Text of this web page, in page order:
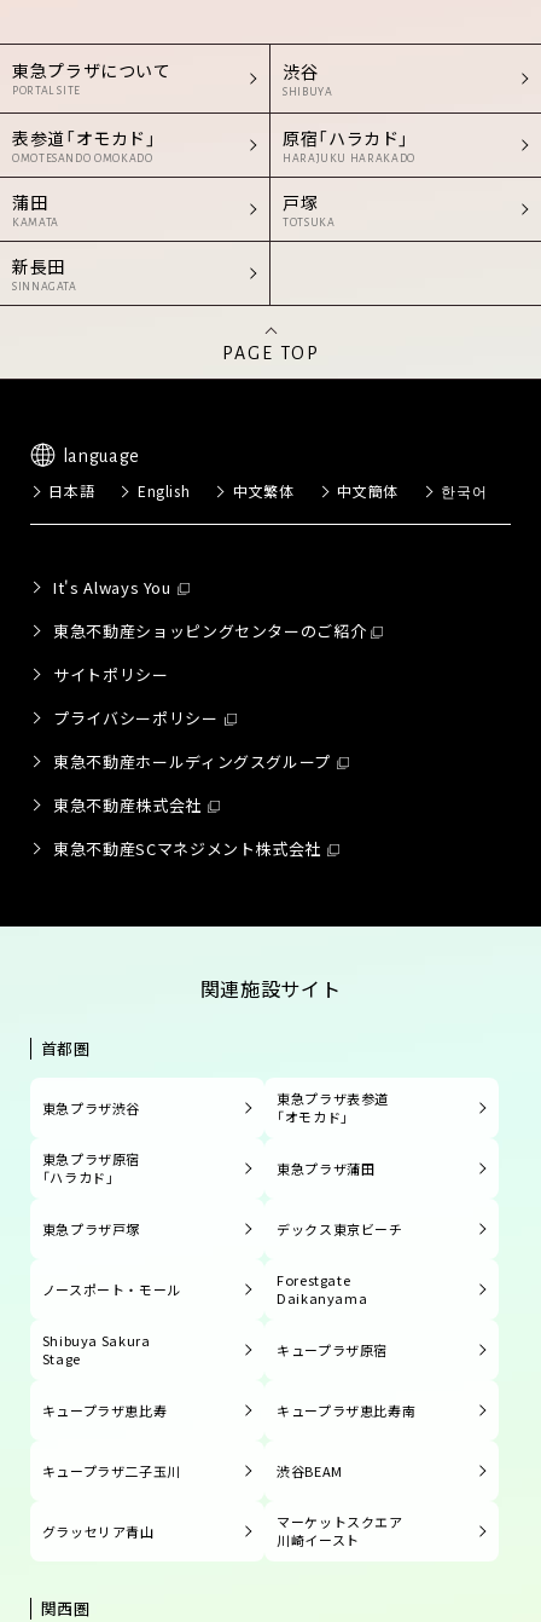
東急プラザについて
PORTAL SITE
渋谷
SHIBUYA
表参道「オモカド」
OMOTESANDO OMOKADO
原宿「ハラカド」
HARAJUKU HARAKADO
蒲田
KAMATA
戸塚
TOTSUKA
新長田
SINNAGATA
PAGE TOP
language
日本語 English 中文繁体 中文簡体 한국어
It's Always You
東急不動産ショッピングセンターのご紹介
サイトポリシー
プライバシーポリシー
東急不動産ホールディングスグループ
東急不動産株式会社
東急不動産SCマネジメント株式会社
関連施設サイト
首都圏
東急プラザ渋谷
東急プラザ表参道
「オモカド」
東急プラザ原宿
「ハラカド」
東急プラザ蒲田
東急プラザ戸塚 デックス東京ビーチ
ノースポート・モール
Forestgate
Daikanyama
Shibuya Sakura
Stage
キュープラザ原宿
キュープラザ恵比寿 キュープラザ恵比寿南
キュープラザ二子玉川 渋谷BEAM
グラッセリア青山
マーケットスクエア
川崎イースト
関西圏